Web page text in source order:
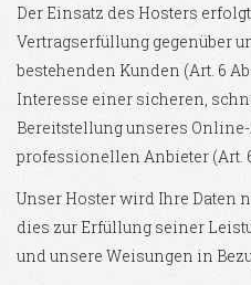
Der Einsatz des Hosters
Vertragserfüllung gegenüber
bestehenden Kunden (Art. 6
Interesse einer sicheren,
Bereitstellung unseres
professionellen Anbieter (Art. 6
Unser Hoster wird Ihre Daten
dies zur Erfüllung seiner
und unsere Weisungen in